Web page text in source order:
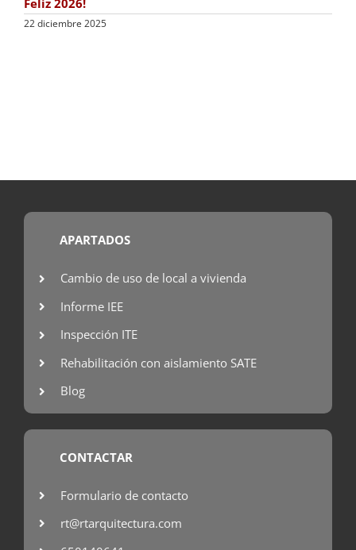
Feliz 2026!
22 diciembre 2025
APARTADOS
Cambio de uso de local a vivienda
Informe IEE
Inspección ITE
Rehabilitación con aislamiento SATE
Blog
CONTACTAR
Formulario de contacto
rt@rtarquitectura.com